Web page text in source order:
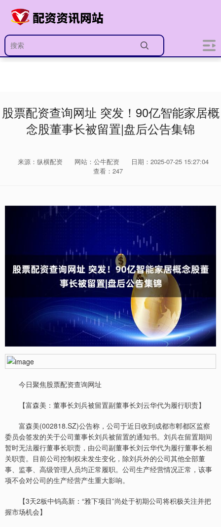
股票配资查询网址 突发！90亿智能家居概
念股董事长被留置|盘后公告集锦
来源：纵横配资 网站：公牛配资
日期：2025-07-25 15:27:04
查看：247
今日聚焦股票配资查询网址
【富森美：董事长刘兵被留置副董事长刘云华代为履行职责】
富森美(002818.SZ)公告称，公司于近日收到成都市郫都区监察
委员会签发的关于公司董事长刘兵被留置的通知书。刘兵在留置期间
暂时无法履行董事长职责，由公司副董事长刘云华代为履行董事长相
关职责。目前公司控制权未发生变化，除刘兵外的公司其他全部董
事、监事、高级管理人员均正常履职。公司生产经营情况正常，该事
项不会对公司的生产经营产生重大影响。
【3天2板中钨高新：“雅下项目”尚处于初期公司将积极关注并把
握市场机会】